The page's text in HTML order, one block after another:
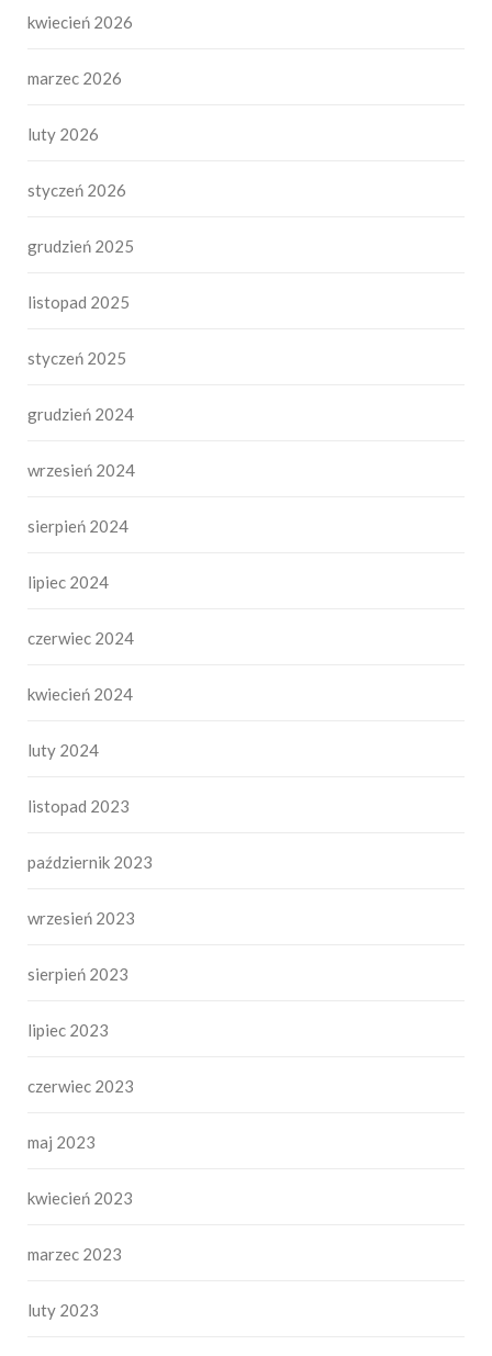
kwiecień 2026
marzec 2026
luty 2026
styczeń 2026
grudzień 2025
listopad 2025
styczeń 2025
grudzień 2024
wrzesień 2024
sierpień 2024
lipiec 2024
czerwiec 2024
kwiecień 2024
luty 2024
listopad 2023
październik 2023
wrzesień 2023
sierpień 2023
lipiec 2023
czerwiec 2023
maj 2023
kwiecień 2023
marzec 2023
luty 2023